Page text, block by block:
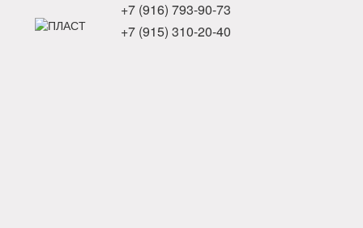
+7 (916) 793-90-73
+7 (915) 310-20-40